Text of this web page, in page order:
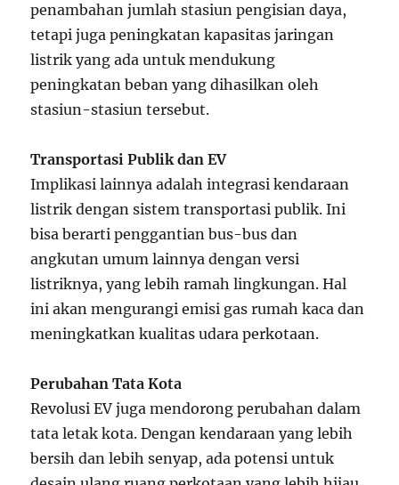
penambahan jumlah stasiun pengisian daya,
tetapi juga peningkatan kapasitas jaringan
listrik yang ada untuk mendukung
peningkatan beban yang dihasilkan oleh
stasiun-stasiun tersebut.
Transportasi Publik dan EV
Implikasi lainnya adalah integrasi kendaraan
listrik dengan sistem transportasi publik. Ini
bisa berarti penggantian bus-bus dan
angkutan umum lainnya dengan versi
listriknya, yang lebih ramah lingkungan. Hal
ini akan mengurangi emisi gas rumah kaca dan
meningkatkan kualitas udara perkotaan.
Perubahan Tata Kota
Revolusi EV juga mendorong perubahan dalam
tata letak kota. Dengan kendaraan yang lebih
bersih dan lebih senyap, ada potensi untuk